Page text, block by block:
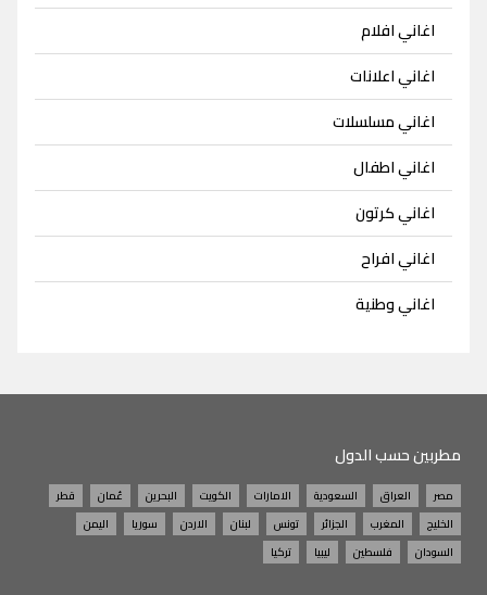
اغاني افلام
اغاني اعلانات
اغاني مسلسلات
اغاني اطفال
اغاني كرتون
اغاني افراح
اغاني وطنية
مطربين حسب الدول
مصر العراق السعودية الامارات الكويت البحرين عُمان
قطر
الخليج
المغرب الجزائر تونس لبنان الاردن سوريا
اليمن
السودان
فلسطين ليبيا تركيا